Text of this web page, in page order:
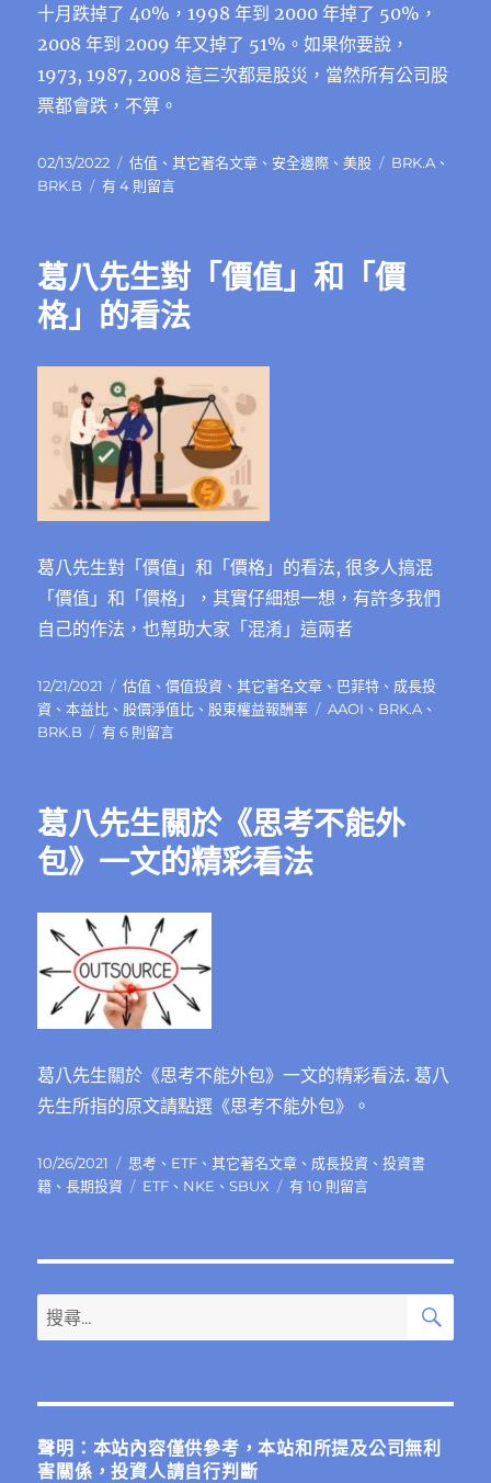
十月跌掉了 40%，1998 年到 2000 年掉了 50%，
2008 年到 2009 年又掉了 51%。如果你要說，
1973, 1987, 2008 這三次都是股災，當然所有公司股
票都會跌，不算。
發
佈
02/13/2022
分
類
估值 、其它著名文章 、 安全邊際 、美股
標
BRK.A 、
BRK.B
在
生
對
價
和
停
損
的
精
彩
看
有 4 則留言
葛八先生對「價值」和「價
格」的看法
葛八先生對「價值」和「價格」的看法, 很多人搞混
「價值」和「價格」，其實仔細想一想，有許多我們
自己的作法，也幫助大家「混淆」這兩者
發
佈
日
12/21/2021
分
類
估值 、價值投資 、其它著名文章 、 巴菲特 、 成長投
資 、本益比 、 股價淨值比 、 股東權益報酬率
標
AAOI 、 BRK.A 、
BRK.B
在
生
和
「價
格」
的
看
法〉
有 6 則留言
葛八先生關於《思考不能外
包》一文的精彩看法
葛八先生關於《思考不能外包》一文的精彩看法. 葛八
先生所指的原文請點選《思考不能外包》。
發
佈
10/26/2021
分
類
思考 、 ETF 、其它著名文章 、 成長投資 、投資書
籍 、長期投資
標
ETF 、 NKE 、SBUX
在
關
《思
外
包》
有 10 則留言
搜
尋
鍵
搜
聲明：本站內容僅供參考，本站和所提及公司無利
害關係，投資人請自行判斷